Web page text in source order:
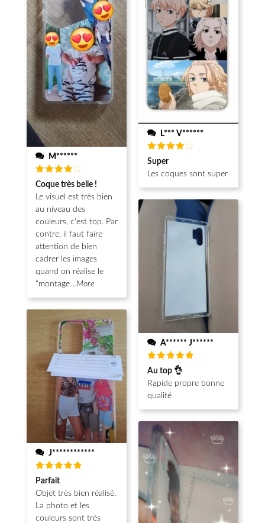
M******
Note4
sur 5
Coque très belle !
Le visuel est très bien
au niveau des
couleurs, c'est top. Par
contre, il faut faire
attention de bien
cadrer les images
quand on réalise le
"montage...More
J************
Note5
sur 5
Parfait
Objet très bien réalisé.
La photo et les
couleurs sont très
L*** V******
Note
sur 5
Super
Les coques sont super
A****** J******
Note5
sur 5
Au top 👌
Rapide propre bonne
qualité